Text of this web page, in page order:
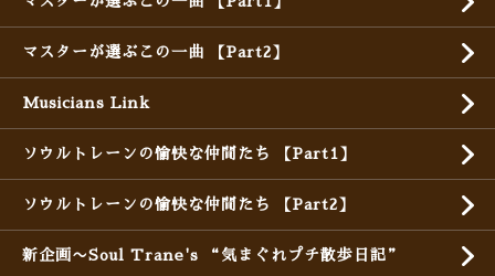
マスターが選ぶこの一曲 【Part2】
Musicians Link
ソウルトレーンの愉快な仲間たち 【Part1】
ソウルトレーンの愉快な仲間たち 【Part2】
新企画〜Soul Trane's “気まぐれプチ散歩日記”